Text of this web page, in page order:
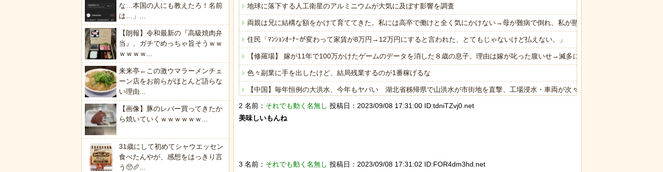
地球に落下する人工衛星のアルミニウムが大気に及ぼす影響を調査
両親は兄に結構な額をかけて育ててきた。私には高卒で働けと全く気にかけない→母が難病で倒れ、私が懸命に介護した。でも兄は
住民「ﾏﾝｼｮﾝｵｰﾅｰが変わって家賃が8万円→12万円にすると言われた、とてもじゃないけど払えない。」
【修羅場】 嫁が11年で100万かけたゲームのデータを消した８歳の息子。理由は嫁が叱った腹いせ→滅多に怒らない嫁が子供に対し
色々副業に手を出したけど、結局残業するのが1番稼げるな
【中国】毎年恒例の大洪水、今年もヤバい 湖北省秭帰県で山洪水が市街地を直撃、工場浸水・車両が次々流される
海外「全部日本の真似だったのか…」 日本の普通のテレビ番組が最新SNSの数十年先を行っていたと話題に
ヒーローのサバイバルアクション Siege Survivors
2 名前： それでも動く名無し 投稿日：2023/09/08 17:31:00 ID:tdniTZvj0.net
美味しいもんね
3 名前： それでも動く名無し 投稿日：2023/09/08 17:31:02 ID:FOR4dm3hd.net
な…本国の人にも教えたろ！名前
は…」...
【朗報】令和最新の『高級焼肉弁
当』、ガチでめっちゃ旨そうｗｗ
ｗｗｗｗ...
来来亭←この激ウマラーメンチェ
ーン店をお前らがほとんど語らな
い理由...
【画像】豚のレバー買ってきたか
ら焼いていくｗｗｗｗｗｗ...
31歳にして初めてシャウエッセン
食べたんやが、感想をはっきり言
う🥺🥖...